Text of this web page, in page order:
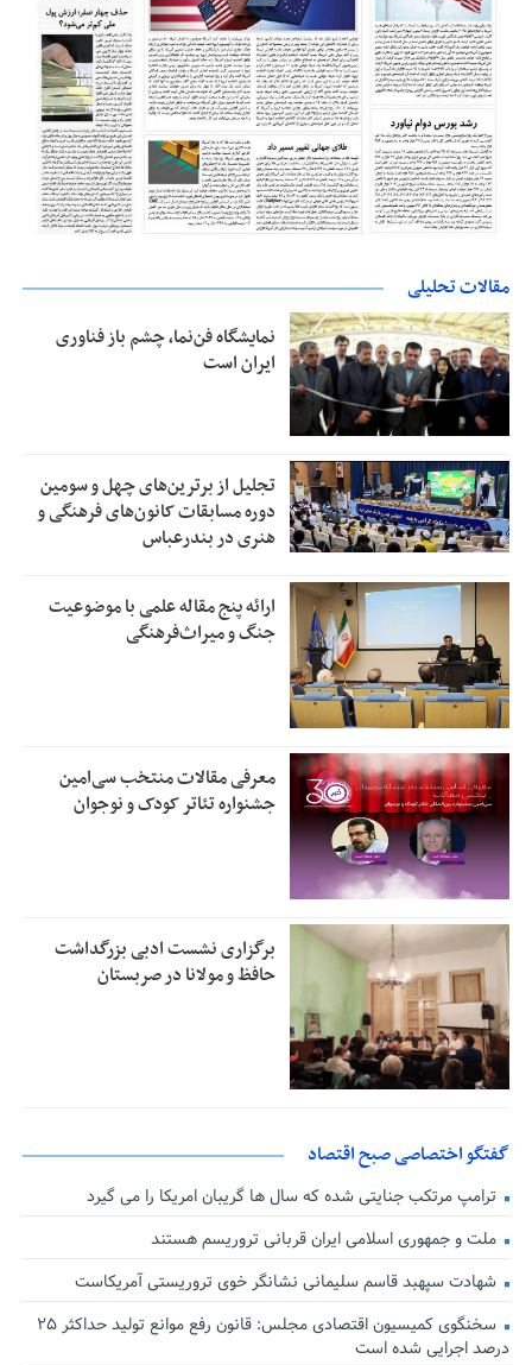
مقالات تحلیلی
نمایشگاه فن‌نما، چشم باز فناوری
ایران است
تجلیل از بر‌ترین‌های چهل و سومین
دوره مسابقات کانون‌های فرهنگی و
هنری در بندرعباس
ارائه پنج مقاله علمی با موضوعیت
جنگ و میراث‌فرهنگی
معرفی مقالات منتخب سی‌امین
جشنواره تئاتر کودک و نوجوان
برگزاری نشست ادبی بزرگداشت
حافظ و مولانا در صربستان
گفتگو اختصاصی صبح اقتصاد
ترامپ مرتکب جنایتی شده که سال ها گریبان امریکا را می گیرد
ملت و جمهوری اسلامی ایران قربانی تروریسم هستند
شهادت سپهبد قاسم سلیمانی نشانگر خوی تروریستی آمریکاست
سخنگوی کمیسیون اقتصادی مجلس: قانون رفع موانع تولید حداکثر ۲۵
درصد اجرایی شده است